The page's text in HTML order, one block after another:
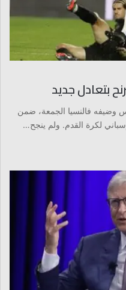
بتعادل جديد
وضيفه فالنسيا الجمعة، ضمن
لكرة القدم. ولم ينجح…